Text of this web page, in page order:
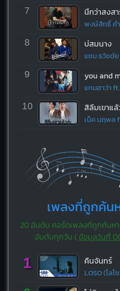
7 นึกว่าสงส
พงษ์สิทธิ์ ค
8 บ่สมนาง
แซม ธวัชชั
9 you and
10 สิลืมเขาแล้
เน็ค นฤพล
เพลงที่ถูกค้น
20 อันดับ คอร์ดเพลงที่ถูกค้นห
อันดับทุกวัน ( ข้อมูลวันที่
1 คืนจันทร์
LOSO (โลโ